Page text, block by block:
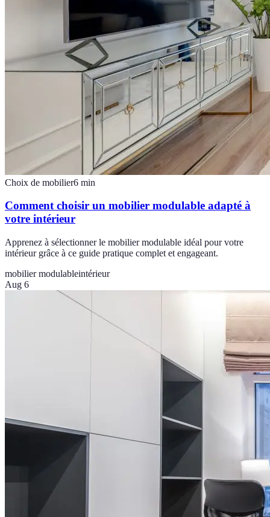
Choix de mobilier6 min
Comment choisir un mobilier modulable adapté à
votre intérieur
Apprenez à sélectionner le mobilier modulable idéal pour votre
intérieur grâce à ce guide pratique complet et engageant.
mobilier modulableintérieur
Aug 6